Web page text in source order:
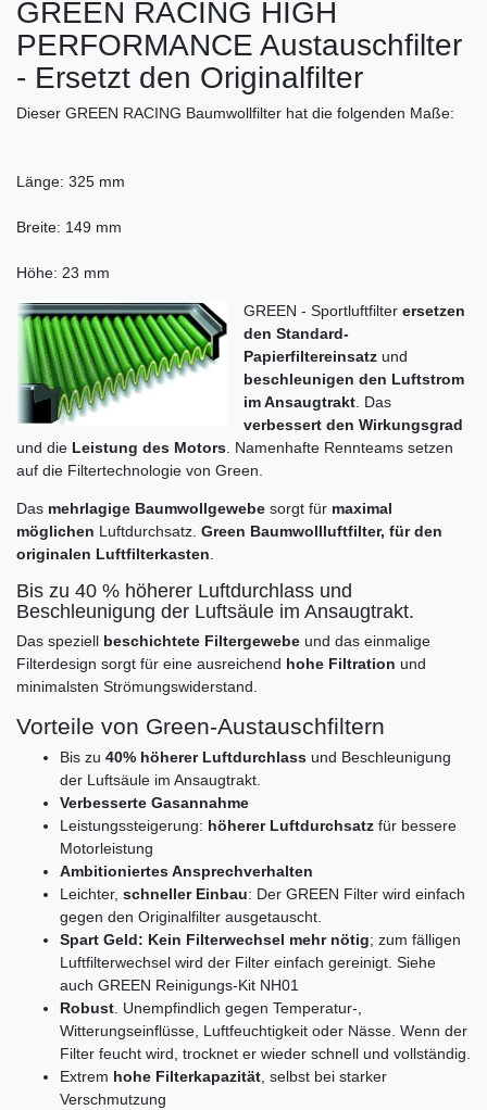
GREEN RACING HIGH
PERFORMANCE Austauschfilter
- Ersetzt den Originalfilter
Dieser GREEN RACING Baumwollfilter hat die folgenden Maße:
Länge: 325 mm
Breite: 149 mm
Höhe: 23 mm
GREEN - Sportluftfilter ersetzen
den Standard-
Papierfiltereinsatz und
beschleunigen den Luftstrom
im Ansaugtrakt. Das
verbessert den Wirkungsgrad
und die Leistung des Motors. Namenhafte Rennteams setzen
auf die Filtertechnologie von Green.
Das mehrlagige Baumwollgewebe sorgt für maximal
möglichen Luftdurchsatz. Green Baumwollluftfilter, für den
originalen Luftfilterkasten.
Bis zu 40 % höherer Luftdurchlass und
Beschleunigung der Luftsäule im Ansaugtrakt.
Das speziell beschichtete Filtergewebe und das einmalige
Filterdesign sorgt für eine ausreichend hohe Filtration und
minimalsten Strömungswiderstand.
Vorteile von Green-Austauschfiltern
Bis zu 40% höherer Luftdurchlass und Beschleunigung
der Luftsäule im Ansaugtrakt.
Verbesserte Gasannahme
Leistungssteigerung: höherer Luftdurchsatz für bessere
Motorleistung
Ambitioniertes Ansprechverhalten
Leichter, schneller Einbau: Der GREEN Filter wird einfach
gegen den Originalfilter ausgetauscht.
Spart Geld: Kein Filterwechsel mehr nötig; zum fälligen
Luftfilterwechsel wird der Filter einfach gereinigt. Siehe
auch GREEN Reinigungs-Kit NH01
Robust. Unempfindlich gegen Temperatur-,
Witterungseinflüsse, Luftfeuchtigkeit oder Nässe. Wenn der
Filter feucht wird, trocknet er wieder schnell und vollständig.
Extrem hohe Filterkapazität, selbst bei starker
Verschmutzung